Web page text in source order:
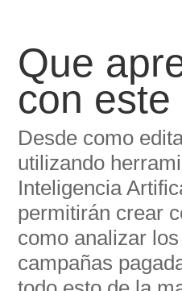
Que
con este
Desde como
utilizando
Inteligencia
permitirán crear
como analizar
campañas